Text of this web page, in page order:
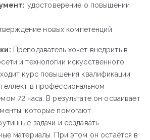
удостоверение о повышении
новых компетенций
Преподаватель хочет внедрить в
и технологии искусственного
курс повышения квалификации
в профессиональном
72 часа. В результате он осваивает
которые помогают
задачи и создавать
материалы. При этом он остаётся в